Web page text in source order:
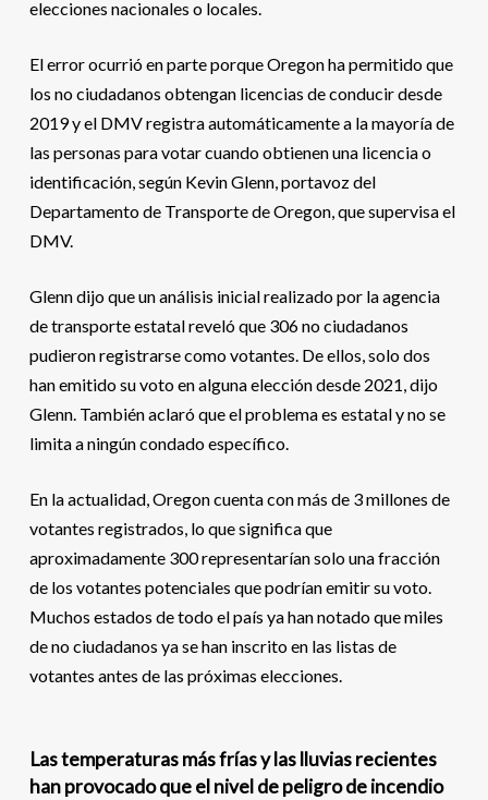
elecciones nacionales o locales.
El error ocurrió en parte porque Oregon ha permitido que
los no ciudadanos obtengan licencias de conducir desde
2019 y el DMV registra automáticamente a la mayoría de
las personas para votar cuando obtienen una licencia o
identificación, según Kevin Glenn, portavoz del
Departamento de Transporte de Oregon, que supervisa el
DMV.
Glenn dijo que un análisis inicial realizado por la agencia
de transporte estatal reveló que 306 no ciudadanos
pudieron registrarse como votantes. De ellos, solo dos
han emitido su voto en alguna elección desde 2021, dijo
Glenn. También aclaró que el problema es estatal y no se
limita a ningún condado específico.
En la actualidad, Oregon cuenta con más de 3 millones de
votantes registrados, lo que significa que
aproximadamente 300 representarían solo una fracción
de los votantes potenciales que podrían emitir su voto.
Muchos estados de todo el país ya han notado que miles
de no ciudadanos ya se han inscrito en las listas de
votantes antes de las próximas elecciones.
Las temperaturas más frías y las lluvias recientes
han provocado que el nivel de peligro de incendio